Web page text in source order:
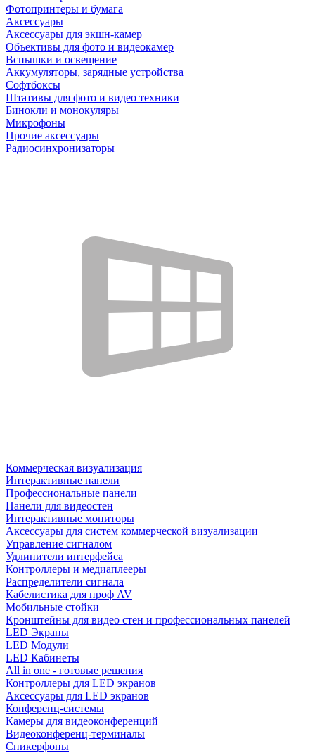
Фотопринтеры и бумага
Аксессуары
Аксессуары для экшн-камер
Объективы для фото и видеокамер
Вспышки и освещение
Аккумуляторы, зарядные устройства
Софтбоксы
Штативы для фото и видео техники
Бинокли и монокуляры
Микрофоны
Прочие аксессуары
Радиосинхронизаторы
Коммерческая визуализация
Интерактивные панели
Профессиональные панели
Панели для видеостен
Интерактивные мониторы
Аксессуары для систем коммерческой визуализации
Управление сигналом
Удлинители интерфейса
Контроллеры и медиаплееры
Распределители сигнала
Кабелистика для проф AV
Мобильные стойки
Кронштейны для видео стен и профессиональных панелей
LED Экраны
LED Модули
LED Кабинеты
All in one - готовые решения
Контроллеры для LED экранов
Аксессуары для LED экранов
Конференц-системы
Камеры для видеоконференций
Видеоконференц-терминалы
Спикерфоны